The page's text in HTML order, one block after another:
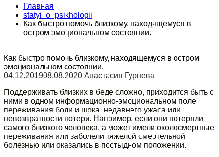
Главная
statyi_o_psikhologii
Как быстро помочь близкому, находящемуся в
остром эмоциональном состоянии.
Как быстро помочь близкому, находящемуся в остром
эмоциональном состоянии.
04.12.201908.08.2020 Анастасия Гурнева
Поддерживать близких в беде сложно, приходится быть с
ними в одном информационно-эмоциональном поле
переживания боли и шока, недавнего ужаса или
невозвратности потери. Например, если они потеряли
самого близкого человека, а может имели околосмертные
переживания или заболели тяжелой смертельной
болезнью или оказались в постыдном положении.